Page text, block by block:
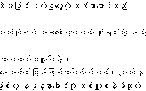
ပြင် ဝက်ခြံတွေကို သက်သာအောင်လည်း
ရင် အခုဖော်ပြပေးမယ့် ရိုးရှင်းတဲ့ နည်း
ဘာမှထပ်မလူးပါနဲ့။
ေအတိုင်းပြန်ဖြစ်သွားပါလိမ့်မယ်။ မျက်နှာ
ြစ်တဲ့ နဖူးနဲ့နှာခေါင်းကို တစ်သျှူးစနဲ့ဖိသုတ်